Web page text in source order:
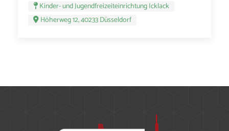
Kinder- und Jugendfreizeiteinrichtung Icklack
Höherweg 12, 40233 Düsseldorf